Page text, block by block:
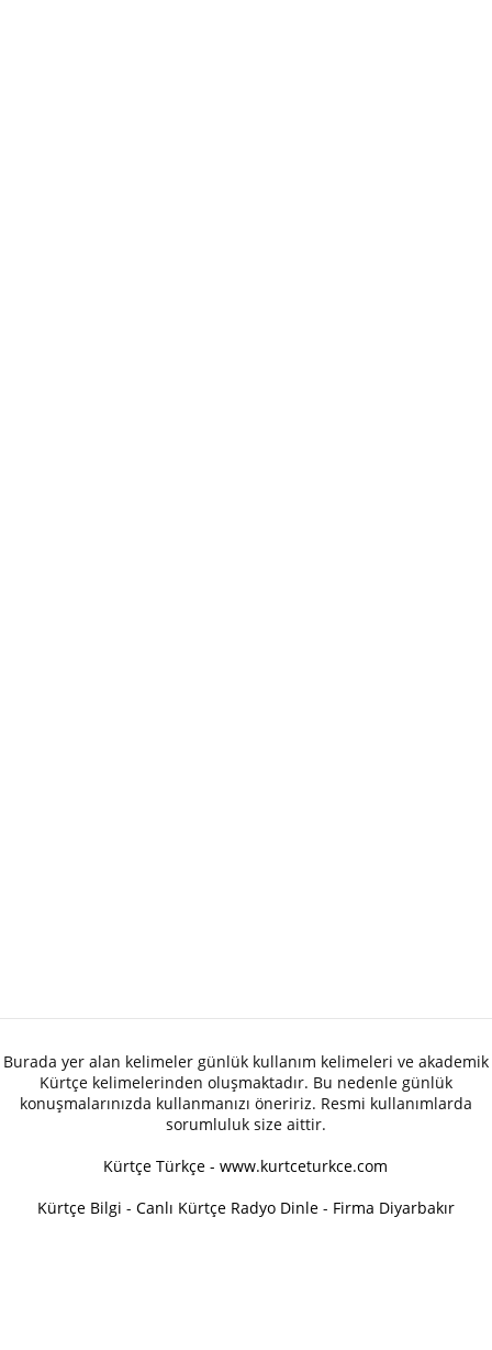
Burada yer alan kelimeler günlük kullanım kelimeleri ve akademik
Kürtçe kelimelerinden oluşmaktadır. Bu nedenle günlük
konuşmalarınızda kullanmanızı öneririz. Resmi kullanımlarda
sorumluluk size aittir.
Kürtçe Türkçe - www.kurtceturkce.com
Kürtçe Bilgi - Canlı Kürtçe Radyo Dinle - Firma Diyarbakır